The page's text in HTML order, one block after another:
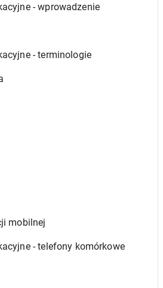
- wprowadzenie
- terminologie
mobilnej
- telefony komórkowe